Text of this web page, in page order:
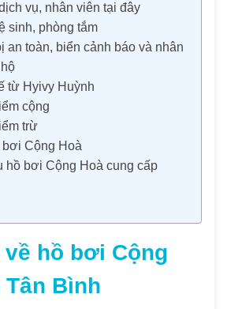
vụ, nhân viên tại đây
sinh, phòng tắm
an toàn, biển cảnh báo và nhân
từ Hyivy Huỳnh
cộng
trừ
Cộng Hoà
hồ bơi Cộng Hoà cung cấp
hồ bơi Cộng
Tân Bình